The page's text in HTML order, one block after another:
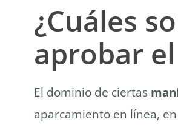
¿Cuáles
aprobar
El dominio de ciertas
aparcamiento en línea,